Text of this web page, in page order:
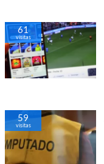
61
visitas
59
visitas